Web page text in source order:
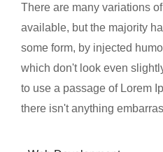
There are many variations
available, but the majority
some form, by injected
which don't look even
to use a passage of Lorem
there isn't anything